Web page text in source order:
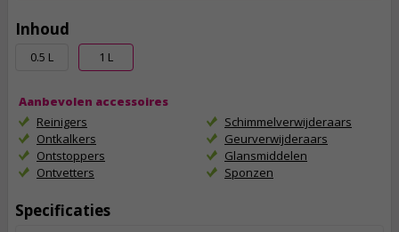
Inhoud
0.5 L 1 L
Aanbevolen accessoires
Reinigers
Ontkalkers
Ontstoppers
Ontvetters
Schimmelverwijderaars
Geurverwijderaars
Glansmiddelen
Sponzen
Specificaties